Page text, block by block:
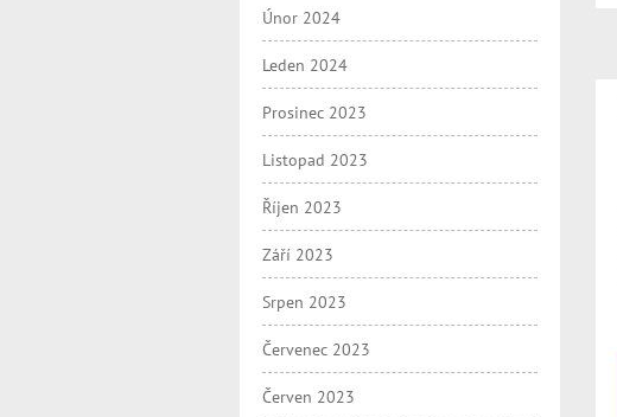
Únor 2024
Leden 2024
Prosinec 2023
Listopad 2023
Říjen 2023
Září 2023
Srpen 2023
Červenec 2023
Červen 2023